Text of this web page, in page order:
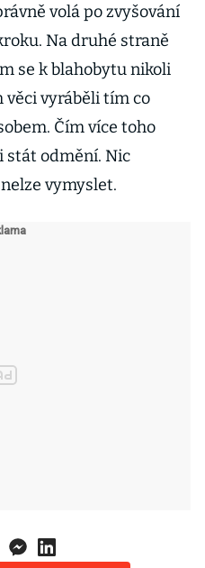
volá po zvyšování
Na druhé straně
se k blahobytu nikoli
věci vyráběli tím co
Čím více toho
stát odmění. Nic
vymyslet.